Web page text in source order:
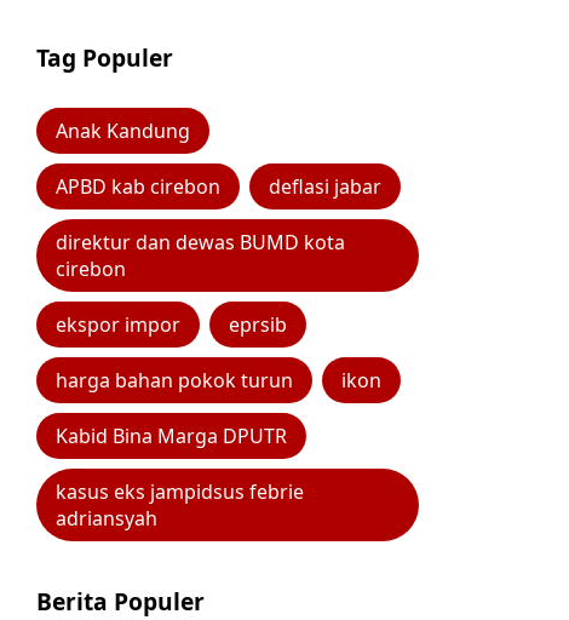
Tag Populer
Anak Kandung
APBD kab cirebon deflasi jabar
direktur dan dewas BUMD kota
cirebon
ekspor impor eprsib
harga bahan pokok turun ikon
Kabid Bina Marga DPUTR
kasus eks jampidsus febrie
adriansyah
Berita Populer